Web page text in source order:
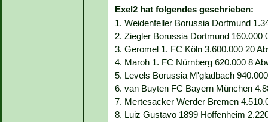
Exel2 hat folgendes geschrieben:
1. Weidenfeller Borussia Dortmund
2. Ziegler Borussia Dortmund 160.000
3. Geromel 1. FC Köln 3.600.000 20
4. Maroh 1. FC Nürnberg 620.000 8
5. Levels Borussia M'gladbach
6. van Buyten FC Bayern München
7. Mertesacker Werder Bremen
8. Luiz Gustavo 1899 Hoffenheim